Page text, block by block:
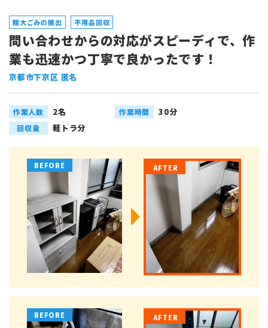
粗大ごみの搬出 不用品回収
問い合わせからの対応がスピーディで、作
業も迅速かつ丁寧で良かったです！
京都市下京区 匿名
作業人数 2名 作業時間 30分
回収量 軽トラ分